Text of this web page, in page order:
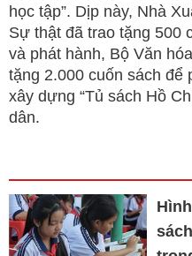
học tập”. Dịp này, Nhà
Sự thật đã trao tặng 500
và phát hành, Bộ Văn
tặng 2.000 cuốn sách để
xây dựng “Tủ sách Hồ
dân.